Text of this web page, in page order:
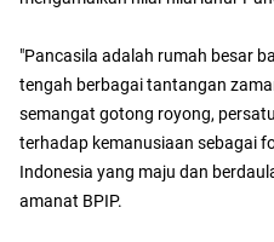
"Pancasila adalah rumah besar
tengah berbagai tantangan
semangat gotong royong,
terhadap kemanusiaan sebagai
Indonesia yang maju dan
amanat BPIP.